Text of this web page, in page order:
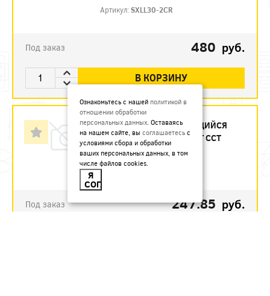
Артикул:SXLL30-2CR
Под заказ 480 руб.
В КОРЗИНУ
ГРЕЮЩИЙ
САМОРЕГУЛИРУЮЩИЙСЯ
КАБЕЛЬ 30КСТМ2-Т ССТ
2187030T- ЗАКАЗ
Артикул:
Под заказ 247.85 руб.
Ознакомьтесь с нашей политикой в
отношении обработки
персональных данных. Оставаясь
на нашем сайте, вы соглашаетесь с
условиями сбора и обработки
ваших персональных данных, в том
числе файлов cookies.
Я
СОГЛАСЕН